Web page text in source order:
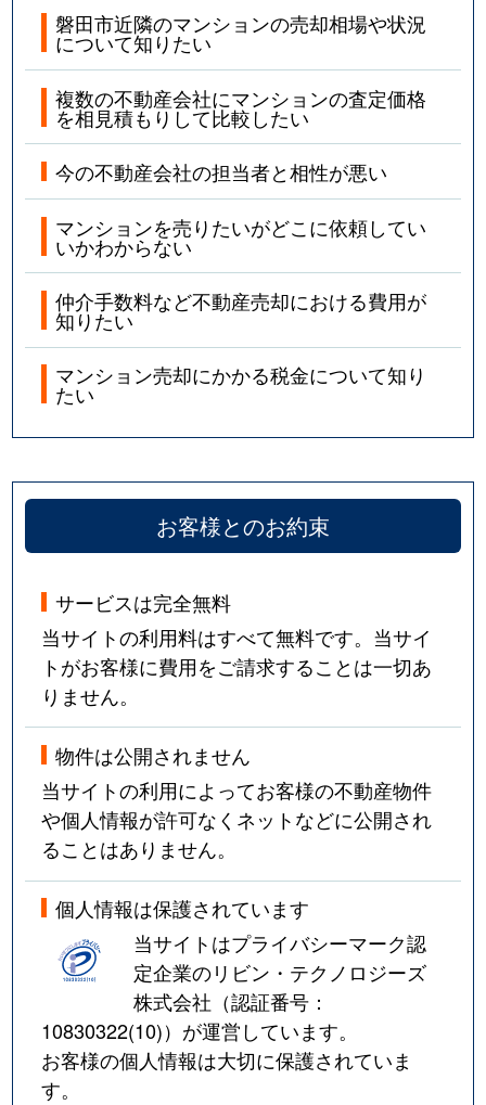
磐田市近隣のマンションの売却相場や状況
について知りたい
複数の不動産会社にマンションの査定価格
を相見積もりして比較したい
今の不動産会社の担当者と相性が悪い
マンションを売りたいがどこに依頼してい
いかわからない
仲介手数料など不動産売却における費用が
知りたい
マンション売却にかかる税金について知り
たい
お客様とのお約束
サービスは完全無料
当サイトの利用料はすべて無料です。当サイ
トがお客様に費用をご請求することは一切あ
りません。
物件は公開されません
当サイトの利用によってお客様の不動産物件
や個人情報が許可なくネットなどに公開され
ることはありません。
個人情報は保護されています
当サイトはプライバシーマーク認
定企業のリビン・テクノロジーズ
株式会社（認証番号：
10830322(10)）が運営しています。
お客様の個人情報は大切に保護されていま
す。